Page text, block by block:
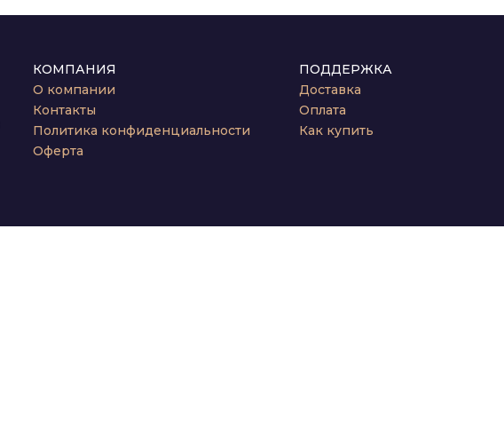
КОМПАНИЯ
О компании
Контакты
Политика конфиденциальности
Оферта
ПОДДЕРЖКА
Доставка
Оплата
Как купить